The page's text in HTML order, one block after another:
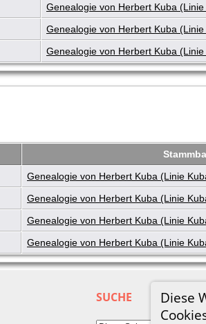
Diese
Genealogie von Herbert Kuba (Linie
Genealogie von Herbert Kuba (Linie
Genealogie von Herbert Kuba (Linie
Genealogie von Herbert Kuba (Linie
Genealogie von Herbert Kuba (Linie
Genealogie von Herbert Kuba (Linie
Genealogie von Herbert Kuba (Linie
SUCHE